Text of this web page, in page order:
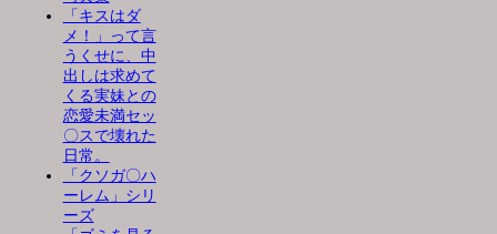
「キスはダ
メ！」って言
うくせに、中
出しは求めて
くる実妹との
恋愛未満セッ
〇スで壊れた
日常。
「クソガ〇ハ
ーレム」シリ
ーズ